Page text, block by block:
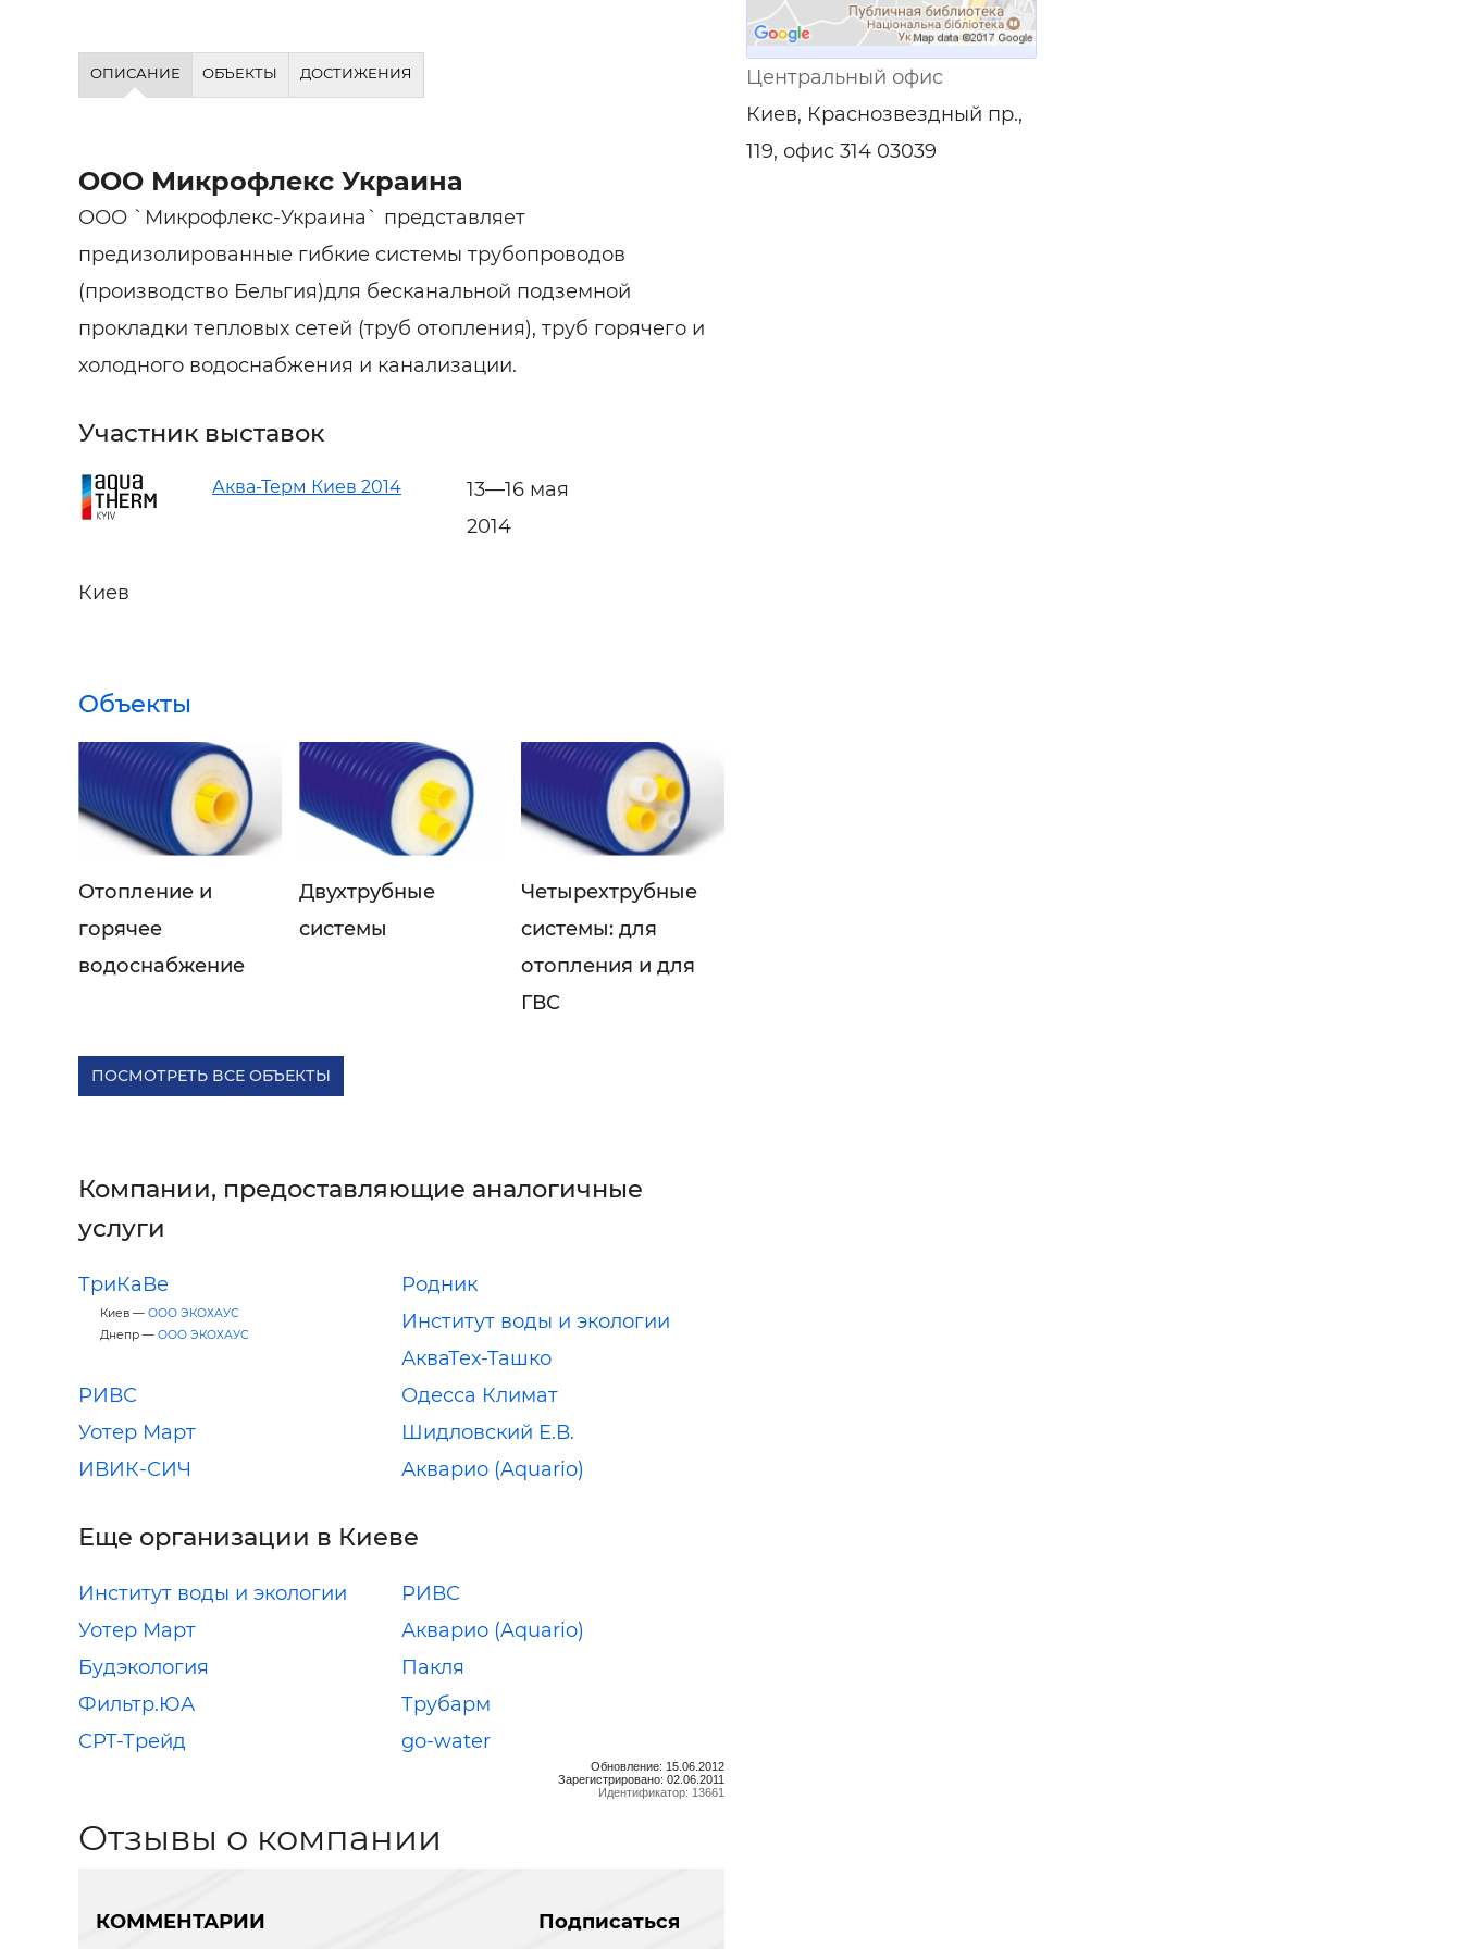
Кирпич, цемент, бетон,
щебень и др.
Работа в строительстве —
Резюме
ОПИСАНИЕ ОБЪЕКТЫ ДОСТИЖЕНИЯ
ООО Микрофлекс Украина
ООО `Микрофлекс-Украина` представляет
предизолированные гибкие системы трубопроводов
(производство Бельгия)для бесканальной подземной
прокладки тепловых сетей (труб отопления), труб горячего и
холодного водоснабжения и канализации.
Участник выставок
Аква-Терм Киев 2014
13—16 мая
2014
Киев
Объекты
Отопление и
горячее
водоснабжение
Двухтрубные
системы
Четырехтрубные
системы: для
отопления и для
ГВС
ПОСМОТРЕТЬ ВСЕ ОБЪЕКТЫ
Компании, предоставляющие аналогичные
услуги
ТриКаВе
Киев — ООО ЭКОХАУС
Днепр — ООО ЭКОХАУС
Родник
Институт воды и экологии
АкваТех-Ташко
РИВС
Одесса Климат
Уотер Март
Шидловский Е.В.
ИВИК-СИЧ
Акварио (Aquario)
Еще организации в Киеве
Институт воды и экологии
РИВС
Уотер Март
Акварио (Aquario)
Будэкология
Пакля
Фильтр.ЮА
Трубарм
CРТ-Трейд
go-water
Обновление: 15.06.2012
Зарегистрировано: 02.06.2011
Идентификатор: 13661
Отзывы о компании
КОММЕНТАРИИ
Подписаться
Центральный офис
Киев, Краснозвездный пр.,
119, офис 314 03039